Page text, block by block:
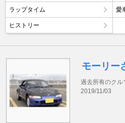
ラップタイム 愛
ヒストリー
モーリー
過去所有のクル
2019/11/03